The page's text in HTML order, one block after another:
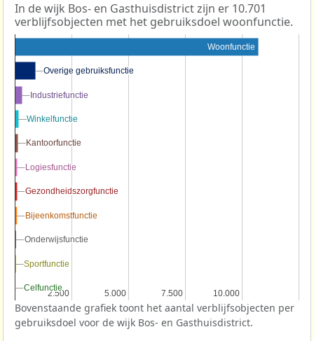
In de wijk Bos- en Gasthuisdistrict zijn er 10.701
verblijfsobjecten met het gebruiksdoel woonfunctie.
2.500
2.500 5.000
5.000 7.500
7.500 10.000
10.000
Woonfunctie
Overige gebruiksfunctie
Overige gebruiksfunctie
Industriefunctie
Industriefunctie
Winkelfunctie
Winkelfunctie
Kantoorfunctie
Kantoorfunctie
Logiesfunctie
Logiesfunctie
Gezondheidszorgfunctie
Gezondheidszorgfunctie
Bijeenkomstfunctie
Bijeenkomstfunctie
Onderwijsfunctie
Onderwijsfunctie
Sportfunctie
Sportfunctie
Celfunctie
Celfunctie
Bovenstaande grafiek toont het aantal verblijfsobjecten per
gebruiksdoel voor de wijk Bos- en Gasthuisdistrict.